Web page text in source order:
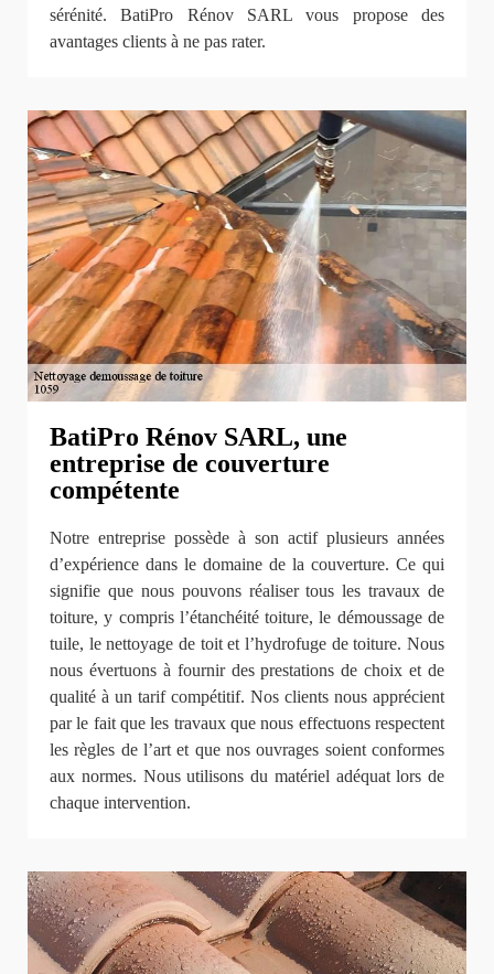
sérénité. BatiPro Rénov SARL vous propose des
avantages clients à ne pas rater.
BatiPro Rénov SARL, une
entreprise de couverture
compétente
Notre entreprise possède à son actif plusieurs années
d’expérience dans le domaine de la couverture. Ce qui
signifie que nous pouvons réaliser tous les travaux de
toiture, y compris l’étanchéité toiture, le démoussage de
tuile, le nettoyage de toit et l’hydrofuge de toiture. Nous
nous évertuons à fournir des prestations de choix et de
qualité à un tarif compétitif. Nos clients nous apprécient
par le fait que les travaux que nous effectuons respectent
les règles de l’art et que nos ouvrages soient conformes
aux normes. Nous utilisons du matériel adéquat lors de
chaque intervention.